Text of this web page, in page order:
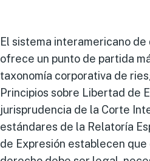
El sistema interamericano de
ofrece un punto de partida
taxonomía corporativa de
Principios sobre Libertad de
jurisprudencia de la Corte
estándares de la Relatoría
de Expresión establecen